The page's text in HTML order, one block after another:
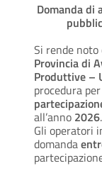
Domanda di
Si rende noto
Provincia di
Produttive –
procedura
all’anno 2026.
Gli operatori
domanda